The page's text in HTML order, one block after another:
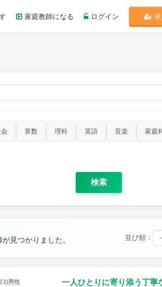
家庭教師になる ログイン
算数 理科 英語 音楽 家庭
検索
見つかりました。 並び順：
男性 一人ひとりに寄り添う丁寧